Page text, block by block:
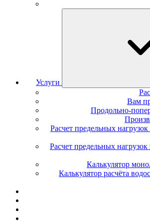
Услуги
Вам
Продольно-
Расчет предельных
Расчет предельных
Калькулятор
Калькулятор расчёта